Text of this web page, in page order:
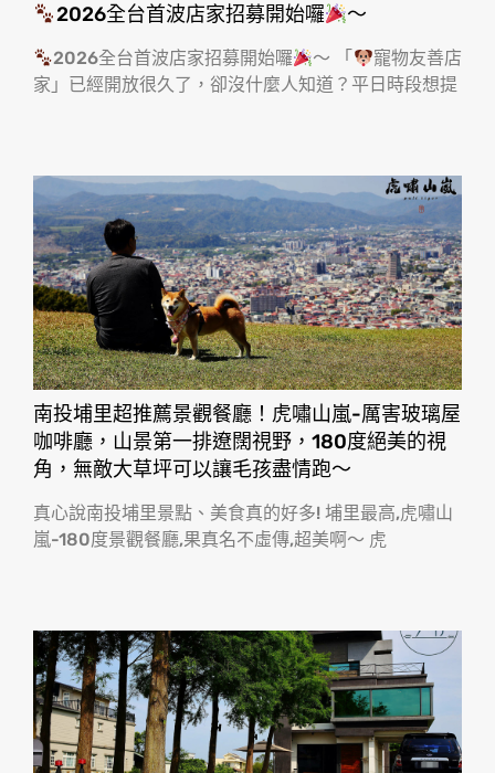
2026全台首波店家招募開始囉 ～
2026全台首波店家招募開始囉 ～ 「
寵物友善店
家」已經開放很久了，卻沒什麼人知道？平日時段想提
南投埔里超推薦景觀餐廳！虎嘯山嵐-厲害玻璃屋
咖啡廳，山景第一排遼闊視野，180度絕美的視
角，無敵大草坪可以讓毛孩盡情跑〜
真心說南投埔里景點、美食真的好多! 埔里最高,虎嘯山
嵐-180度景觀餐廳,果真名不虛傳,超美啊〜 虎